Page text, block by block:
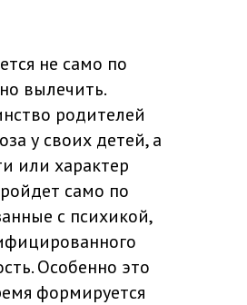
не само по
вылечить.
родителей
у своих детей, а
или характер
само по
с психикой,
Особенно это
формируется